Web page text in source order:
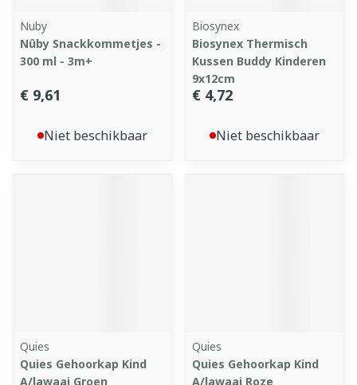
Nuby
Nûby Snackkommetjes -
300 ml - 3m+
€ 9,61
Niet beschikbaar
Biosynex
Biosynex Thermisch
Kussen Buddy Kinderen
9x12cm
€ 4,72
Niet beschikbaar
Quies
Quies Gehoorkap Kind
A/lawaai Groen
Quies
Quies Gehoorkap Kind
A/lawaai Roze